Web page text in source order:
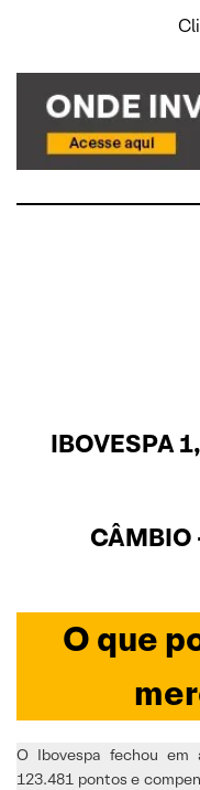
IBOVESPA
CÂMBIO
O que
O Ibovespa fechou em
123.481 pontos e